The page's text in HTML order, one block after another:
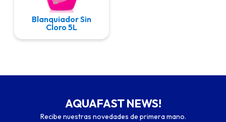
Blanquiador Sin
Cloro 5L
AQUAFAST NEWS!
Recibe nuestras novedades de primera mano.